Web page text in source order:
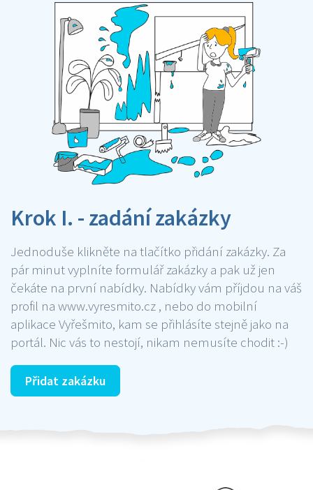
Krok I. - zadání zakázky
Jednoduše klikněte na tlačítko přidání zakázky. Za
pár minut vyplníte formulář zakázky a pak už jen
čekáte na první nabídky. Nabídky vám příjdou na váš
profil na www.vyresmito.cz , nebo do mobilní
aplikace Vyřešmito, kam se přihlásíte stejně jako na
portál. Nic vás to nestojí, nikam nemusíte chodit :-)
Přidat zakázku